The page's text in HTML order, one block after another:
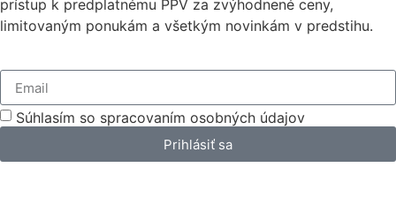
prístup k predplatnému PPV za zvýhodnené ceny,
limitovaným ponukám a všetkým novinkám v predstihu.
Súhlasím so spracovaním osobných údajov
Prihlásiť sa